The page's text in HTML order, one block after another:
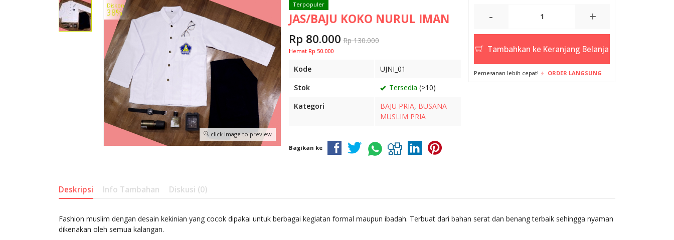
click image to preview
Diskon
38%
Terpopuler
JAS/BAJU KOKO NURUL IMAN
Rp 80.000 Rp 130.000
Hemat Rp 50.000
Kode
UJNI_01
Stok
Tersedia (>10)
Kategori
BAJU PRIA, BUSANA
MUSLIM PRIA
- +
Tambahkan ke Keranjang Belanja
Pemesanan lebih cepat! ORDER LANGSUNG
Bagikan ke
Deskripsi Info Tambahan Diskusi (0)
Fashion muslim dengan desain kekinian yang cocok dipakai untuk berbagai kegiatan formal maupun ibadah. Terbuat dari bahan serat dan benang terbaik sehingga nyaman
dikenakan oleh semua kalangan.